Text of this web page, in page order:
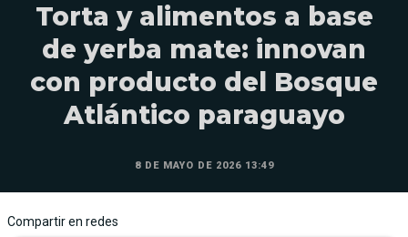
Torta y alimentos a base
de yerba mate: innovan
con producto del Bosque
Atlántico paraguayo
8 DE MAYO DE 2026 13:49
Compartir en redes